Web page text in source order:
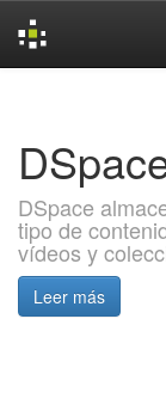
DSpace
tipo de
vídeos y
Leer más